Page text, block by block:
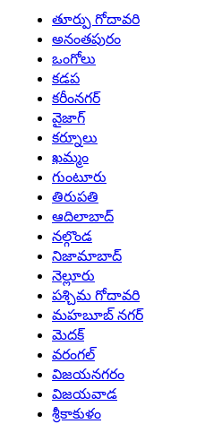
తూర్పు గోదావరి
అనంతపురం
ఒంగోలు
కడప
కరీంనగర్
వైజాగ్
కర్నూలు
ఖమ్మం
గుంటూరు
తిరుపతి
ఆదిలాబాద్
నల్గొండ
నిజామాబాద్
నెల్లూరు
పశ్చిమ గోదావరి
మహబూబ్ నగర్
మెదక్
వరంగల్
విజయనగరం
విజయవాడ
శ్రీకాకుళం